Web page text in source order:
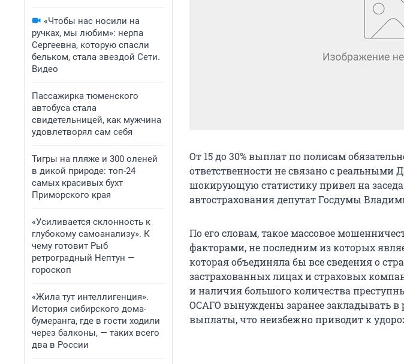
«Чтобы нас носили на
ручках, мы любим»: нерпа
Сергеевна, которую спасли
бельком, стала звездой Сети.
Видео
Пассажирка тюменского
автобуса стала
свидетельницей, как мужчина
удовлетворял сам себя
Тигры на пляже и 300 оленей
в дикой природе: топ-24
самых красивых бухт
Приморского края
«Усиливается склонность к
глубокому самоанализу». К
чему готовит Рыб
ретроградный Нептун —
гороскоп
«Жила тут интеллигенция».
История сибирского дома-
бумеранга, где в гости ходили
через балконы, — таких всего
два в России
От 15 до 30% выплат по полисам
ответственности не связано с
шокирующую статистику привел на
автострахования депутат Госдумы
По его словам, такое массовое
факторами, не последним из которых
которая объединяла бы все сведения о
застрахованных лицах и страховых
и наличия большого количества
ОСАГО вынуждены заранее закладывать
выплаты, что неизбежно приводит к